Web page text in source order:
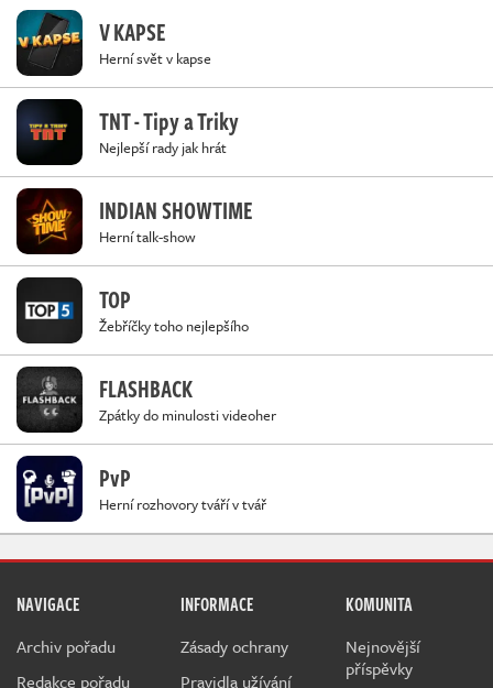
V KAPSE
Herní svět v kapse
TNT - Tipy a Triky
Nejlepší rady jak hrát
INDIAN SHOWTIME
Herní talk-show
TOP
Žebříčky toho nejlepšího
FLASHBACK
Zpátky do minulosti videoher
PvP
Herní rozhovory tváří v tvář
NAVIGACE
Archiv pořadu
Redakce pořadu
INFORMACE
Zásady ochrany
Pravidla užívání
KOMUNITA
Nejnovější
příspěvky